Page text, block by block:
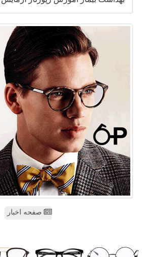
صفحه اخبار